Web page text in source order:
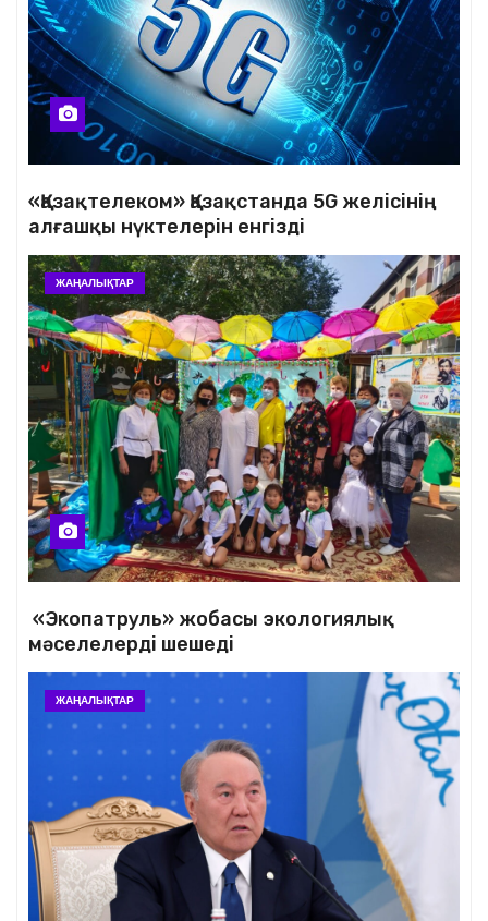
«Қазақтелеком» Қазақстанда 5G желісінің
алғашқы нүктелерін енгізді
ЖАҢАЛЫҚТАР
«Экопатруль» жобасы экологиялық
мәселелерді шешеді
ЖАҢАЛЫҚТАР